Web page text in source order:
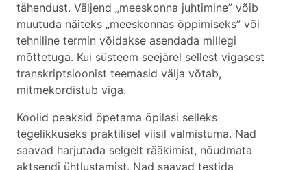
tähendust. Väljend „meeskonna juhtimine” võib
muutuda näiteks „meeskonnas õppimiseks” või
tehniline termin võidakse asendada millegi
mõttetuga. Kui süsteem seejärel sellest vigasest
transkriptsioonist teemasid välja võtab,
mitmekordistub viga.
Koolid peaksid õpetama õpilasi selleks
tegelikkuseks praktilisel viisil valmistuma. Nad
saavad harjutada selgelt rääkimist, nõudmata
aktsendi ühtlustamist. Nad saavad testida